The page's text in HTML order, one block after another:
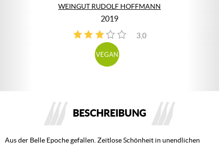
WEINGUT RUDOLF HOFFMANN
2019
3,0
1
VEGAN
BESCHREIBUNG
Aus der Belle Epoche gefallen. Zeitlose Schönheit in unendlichen